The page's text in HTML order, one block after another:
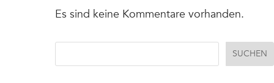
Es sind keine Kommentare vorhanden.
SUCHEN